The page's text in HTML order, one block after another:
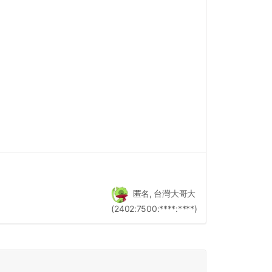
匿名, 台灣大哥大
(2402:7500:****:****)